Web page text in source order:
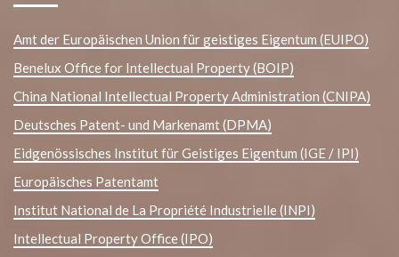
Amt der Europäischen Union für geistiges Eigentum (EUIPO)
Benelux Office for Intellectual Property (BOIP)
China National Intellectual Property Administration (CNIPA)
Deutsches Patent- und Markenamt (DPMA)
Eidgenössisches Institut für Geistiges Eigentum (IGE / IPI)
Europäisches Patentamt
Institut National de La Propriété Industrielle (INPI)
Intellectual Property Office (IPO)